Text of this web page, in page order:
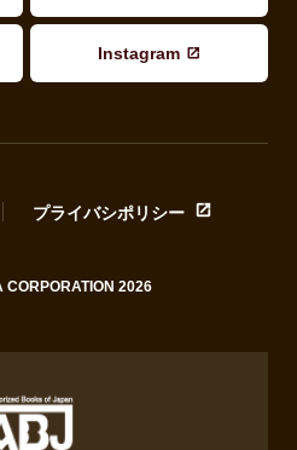
Instagram
プライバシポリシー
2026